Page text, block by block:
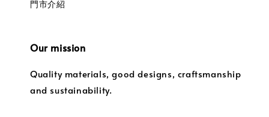
門市介紹
Our mission
Quality materials, good designs, craftsmanship
and sustainability.